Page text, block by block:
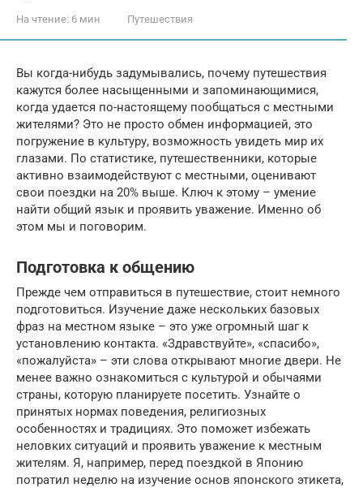
На чтение: 6 мин Путешествия
Вы когда-нибудь задумывались, почему путешествия
кажутся более насыщенными и запоминающимися,
когда удается по-настоящему пообщаться с местными
жителями? Это не просто обмен информацией, это
погружение в культуру, возможность увидеть мир их
глазами. По статистике, путешественники, которые
активно взаимодействуют с местными, оценивают
свои поездки на 20% выше. Ключ к этому – умение
найти общий язык и проявить уважение. Именно об
этом мы и поговорим.
Подготовка к общению
Прежде чем отправиться в путешествие, стоит немного
подготовиться. Изучение даже нескольких базовых
фраз на местном языке – это уже огромный шаг к
установлению контакта. «Здравствуйте», «спасибо»,
«пожалуйста» – эти слова открывают многие двери. Не
менее важно ознакомиться с культурой и обычаями
страны, которую планируете посетить. Узнайте о
принятых нормах поведения, религиозных
особенностях и традициях. Это поможет избежать
неловких ситуаций и проявить уважение к местным
жителям. Я, например, перед поездкой в Японию
потратил неделю на изучение основ японского этикета,